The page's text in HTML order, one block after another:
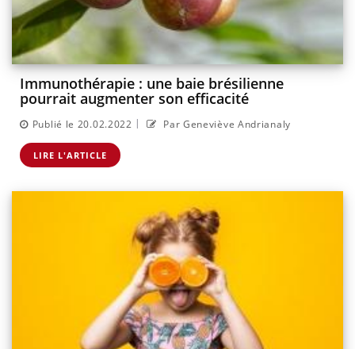
Immunothérapie : une baie brésilienne
pourrait augmenter son efficacité
Publié le 20.02.2022 | Par Geneviève Andrianaly
LIRE L'ARTICLE